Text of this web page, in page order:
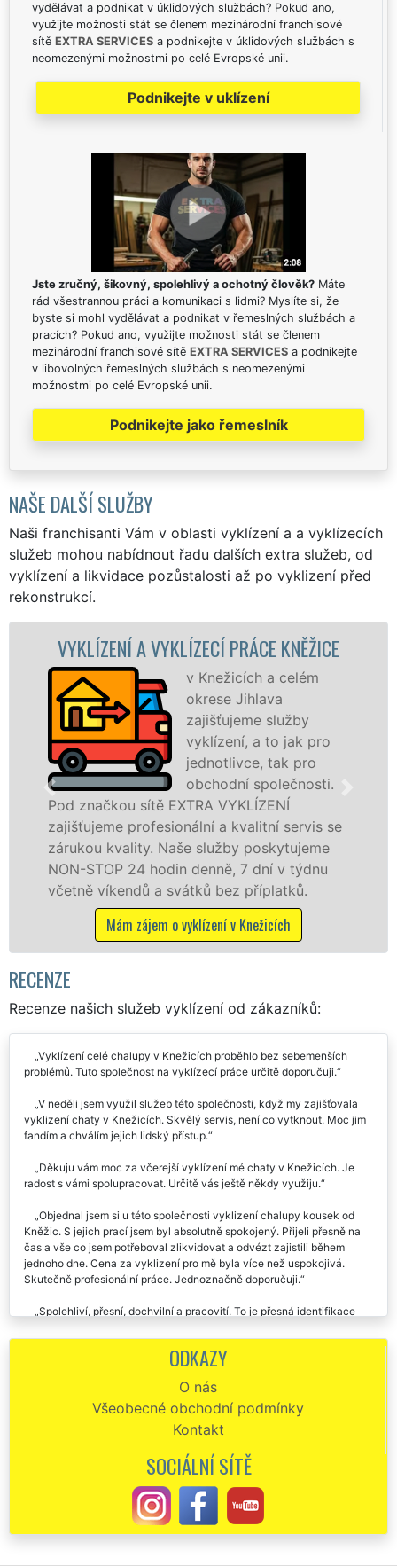
vydělávat a podnikat v úklidových službách? Pokud ano,
využijte možnosti stát se členem mezinárodní franchisové
sítě EXTRA SERVICES a podnikejte v úklidových službách s
neomezenými možnostmi po celé Evropské unii.
Podnikejte v uklízení
Jste zručný, šikovný, spolehlivý a ochotný člověk? Máte
rád všestrannou práci a komunikaci s lidmi? Myslíte si, že
byste si mohl vydělávat a podnikat v řemeslných službách a
pracích? Pokud ano, využijte možnosti stát se členem
mezinárodní franchisové sítě EXTRA SERVICES a podnikejte
v libovolných řemeslných službách s neomezenými
možnostmi po celé Evropské unii.
Podnikejte jako řemeslník
NAŠE DALŠÍ SLUŽBY
Naši franchisanti Vám v oblasti vyklízení a a vyklízecích
služeb mohou nabídnout řadu dalších extra služeb, od
vyklízení a likvidace pozůstalosti až po vyklizení před
rekonstrukcí.
A VYKLÍZECÍ PRÁCE KNĚŽICE
v Knežicích a celém
okrese Jihlava
zajišťujeme služby
vyklízení, a to jak pro
jednotlivce, tak pro
obchodní společnosti.
sítě EXTRA VYKLÍZENÍ
profesionální a kvalitní servis se
Naše služby poskytujeme
24 hodin denně, 7 dní v týdnu
a svátků bez příplatků.
Mám zájem o vyklízení v Knežicích
jak
zárukou
STOP bez
RECENZE
Recenze našich služeb vyklízení od zákazníků:
Vyklízení celé chalupy v Knežicích proběhlo bez sebemenších
problémů. Tuto společnost na vyklízecí práce určitě doporučuji.
V neděli jsem využil služeb této společnosti, když my zajišťovala
vyklizení chaty v Knežicích. Skvělý servis, není co vytknout. Moc jim
fandím a chválím jejich lidský přístup.
Děkuju vám moc za včerejší vyklízení mé chaty v Knežicích. Je
radost s vámi spolupracovat. Určitě vás ještě někdy využiju.
Objednal jsem si u této společnosti vyklizení chalupy kousek od
Kněžic. S jejich prací jsem byl absolutně spokojený. Přijeli přesně na
čas a vše co jsem potřeboval zlikvidovat a odvézt zajistili během
jednoho dne. Cena za vyklizení pro mě byla více než uspokojivá.
Skutečně profesionální práce. Jednoznačně doporučuji.
Spolehliví, přesní, dochvilní a pracovití. To je přesná identifikace
Knežicích zajišťovali vyklizení mé chalupy a pozemků okolo ní od
všemožného nepořádku a harampádí. Stoprocentní a spolehlivá práce,
práce, které jsem prozatím zažil. Rozhodně doporučuji každému.
Zakoupil jsem si chatu poblíž Kněžic, ale napřed jsem ji potřeboval
vyklidit. Nejprve jsem si tuto službu objednal od jakési firmy nefirmy
Hyper stěhování, což byl ale strašný omyl. Desítky sms a domluva ani
práce žádná. Okamžitě jsem se rozhodl, že si vyberu jiného
dodavatele vyklízecích služeb, a to jsem se už konečně trefil.
Společnost EXTRA SLUŽBY byla od prvního okamžiku perfektně
komunikativní a během pár minut byl domluvený termín i podmínky na
vyklizení mé chaty. Práce běžela jako po drátku, ani jsem se nestačil
ODKAZY
O nás
Všeobecné obchodní podmínky
Kontakt
SOCIÁLNÍ SÍTĚ